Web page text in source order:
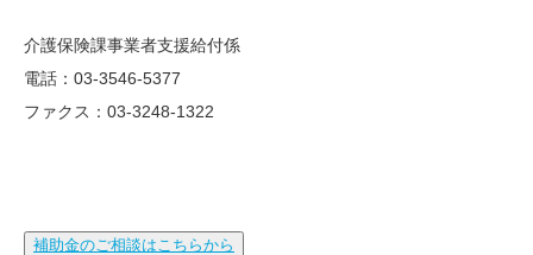
介護保険課事業者支援給付係
電話：03-3546-5377
ファクス：03-3248-1322
補助金のご相談はこちらから